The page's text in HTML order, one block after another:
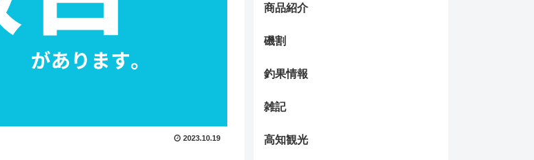
2023.10.19
商品紹介
磯割
釣果情報
雑記
高知観光